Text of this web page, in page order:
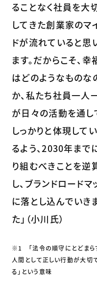
ることなく社員を大
してきた創業家のマ
ドが流れていると思
ます。だからこそ、幸
はどのようなものな
か、私たち社員一人
が日々の活動を通し
しっかりと体現して
るよう、2030年まで
り組むべきことを逆
し、ブランドロードマ
に落とし込んでいき
た」（小川氏）
※1 「法令の順守にとどまら
人間として正しい行動が大切
る」という意味